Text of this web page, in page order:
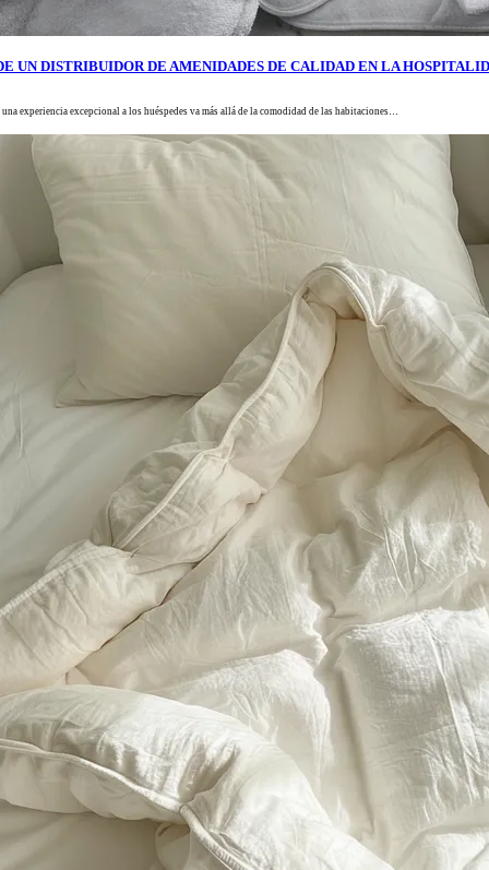
UN DISTRIBUIDOR DE AMENIDADES DE CALIDAD EN LA
experiencia excepcional a los huéspedes va más allá de la comodidad de las habitaciones…